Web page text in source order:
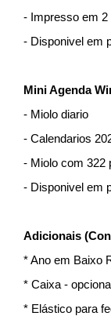
- Impresso em 2
- Disponivel em
Mini Agenda
- Miolo diario
- Calendarios
- Miolo com 322
- Disponivel em
Adicionais
* Ano em Baixo
* Caixa -
* Elástico para